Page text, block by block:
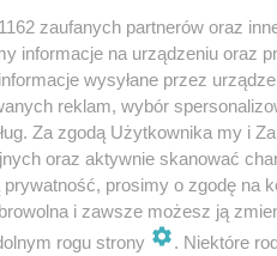
zaufanych partnerów oraz
informacje na urządzeniu oraz
wysyłane przez
reklam, wybór
Za zgodą Użytkownika my i
oraz aktywnie skanować
prosimy o zgodę na
i zawsze możesz ją
rogu strony
. Niektóre